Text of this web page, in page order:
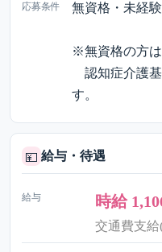
応募条件 無資格・未経
※無資格の方
認知症介護基
す。
💴 給与・待遇
給与 時給
交通費支給